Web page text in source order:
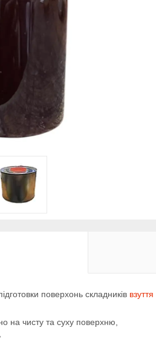
поверхонь складників взуття
на чисту та суху поверхню,